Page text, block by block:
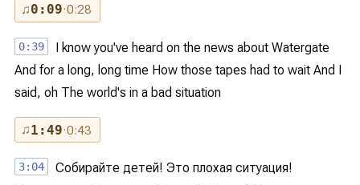
♫0:09· 0:28
0:39
I know you've heard on the news about Watergate
And for a long, long time How those tapes had to wait And I
said, oh The world's in a bad situation
♫1:49· 0:43
3:04
Собирайте детей! Это плохая ситуация!